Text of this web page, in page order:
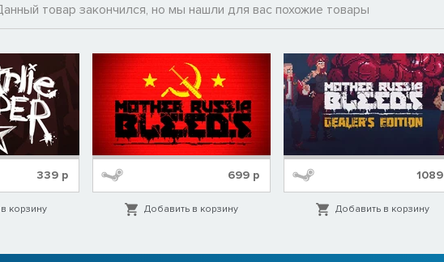
товар закончился, но мы нашли для вас похожие товары
339 р
корзину
699 р
Добавить в корзину
1089
Добавить в корзину